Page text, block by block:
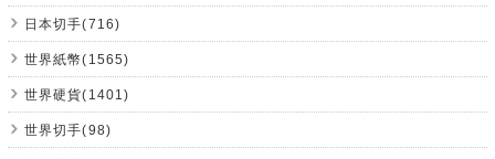
日本切手(716)
世界紙幣(1565)
世界硬貨(1401)
世界切手(98)